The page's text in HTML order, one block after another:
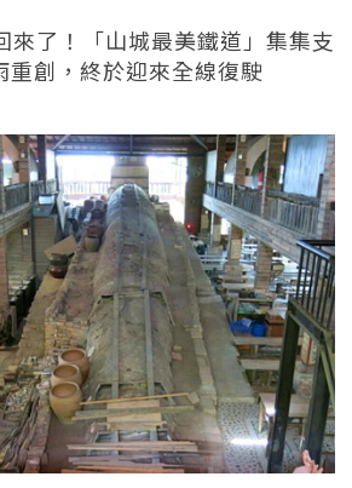
來了！「山城最美鐵道」集集支
創，終於迎來全線復駛